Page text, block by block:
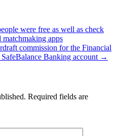
were free as well as check
apps
commission for the Financial
Banking account →
Required fields are